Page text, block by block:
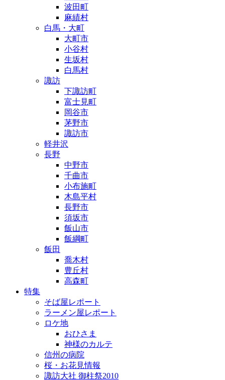
波田町
麻績村
白馬・大町
大町市
小谷村
生坂村
白馬村
諏訪
下諏訪町
富士見町
岡谷市
茅野市
諏訪市
軽井沢
長野
中野市
千曲市
小布施町
木島平村
長野市
須坂市
飯山市
飯綱町
飯田
喬木村
豊丘村
高森町
特集
そば屋レポート
ラーメン屋レポート
ロケ地
おひさま
神様のカルテ
信州の病院
桜・お花見情報
諏訪大社 御柱祭2010